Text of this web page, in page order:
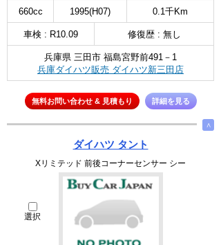
660cc 1995(H07) 0.1千Km
車検 : R10.09 修復歴 : 無し
兵庫県 三田市 福島宮野前491－1
兵庫ダイハツ販売 ダイハツ新三田店
無料お問い合わせ & 見積もり 詳細を見る
∧
ダイハツ タント
Xリミテッド 前後コーナーセンサー シー
選択